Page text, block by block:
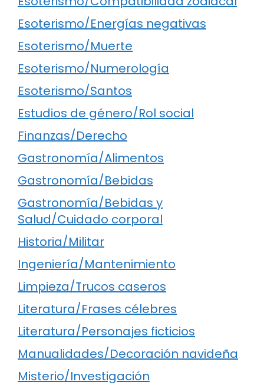
Esoterismo/Energías negativas
Esoterismo/Muerte
Esoterismo/Numerología
Esoterismo/Santos
Estudios de género/Rol social
Finanzas/Derecho
Gastronomía/Alimentos
Gastronomía/Bebidas
Gastronomía/Bebidas y
Salud/Cuidado corporal
Historia/Militar
Ingeniería/Mantenimiento
Limpieza/Trucos caseros
Literatura/Frases célebres
Literatura/Personajes ficticios
Manualidades/Decoración navideña
Misterio/Investigación